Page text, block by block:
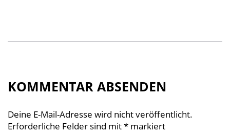
KOMMENTAR ABSENDEN
Deine E-Mail-Adresse wird nicht veröffentlicht.
Erforderliche Felder sind mit* markiert